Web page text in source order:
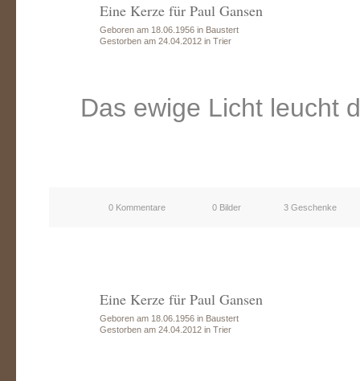
Eine Kerze für Paul Gansen
Geboren am 18.06.1956 in Baustert
Gestorben am 24.04.2012 in Trier
Das ewige Licht leucht
0 Kommentare 0 Bilder 3 Geschenke
Eine Kerze für Paul Gansen
Geboren am 18.06.1956 in Baustert
Gestorben am 24.04.2012 in Trier